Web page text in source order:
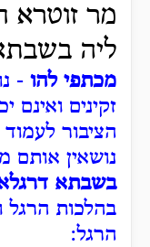
מר זוטרא
ליה
מכתפי להו -
זקינים ואינם
הציבור
נושאין אותם
בשבתא
בהלכות הרגל
הרגל: